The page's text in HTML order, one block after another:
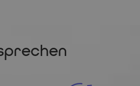
Lounge Element klein